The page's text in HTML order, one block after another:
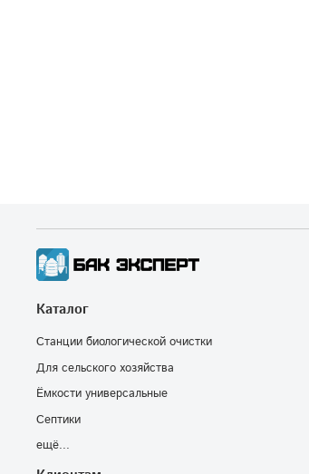
Каталог
Станции биологической очистки
Для сельского хозяйства
Ёмкости универсальные
Септики
ещё...